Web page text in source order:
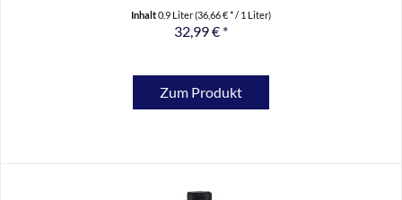
Inhalt0.9 Liter(36,66 € * / 1 Liter)
32,99 € *
Zum Produkt